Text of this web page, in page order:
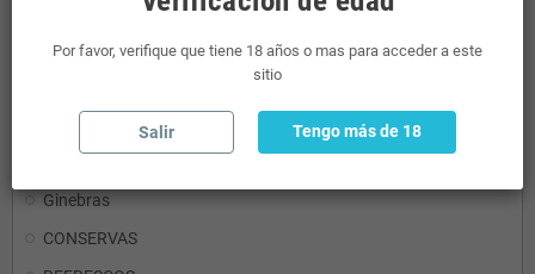
RON
Aceites y Vinagres
Ginebras
CONSERVAS
Por favor, verifique que tiene 18 años o mas para acceder a este
sitio
Salir Tengo más de 18